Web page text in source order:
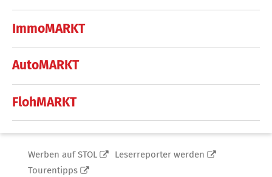
ImmoMARKT
AutoMARKT
FlohMARKT
Werben auf STOL
Leserreporter werden
Tourentipps